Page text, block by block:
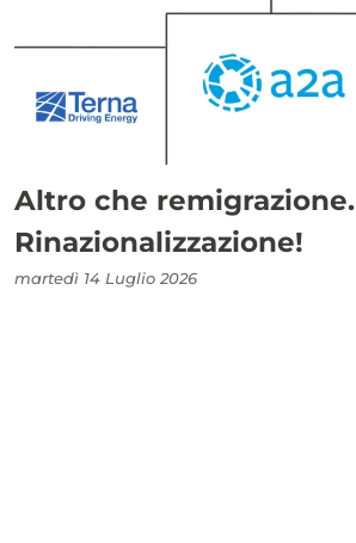
Altro che remigrazione.
Rinazionalizzazione!
martedì 14 Luglio 2026